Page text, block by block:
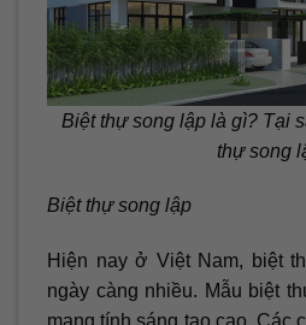
Biệt thự song lập là gì? Tại
thự song
Biệt thự song lập
Hiện nay ở Việt Nam, biệt
ngày càng nhiều. Mẫu biệt
mang tính sáng tạo cao. Các